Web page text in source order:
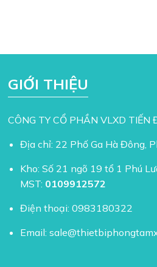
GIỚI THIỆU
CÔNG TY CỔ PHẦN VLXD TIẾN
Địa chỉ: 22 Phố Ga Hà Đông,
Kho: Số 21 ngõ 19 tổ 1 Phú
MST: 0109912572
Điện thoại:0983180322
Email: